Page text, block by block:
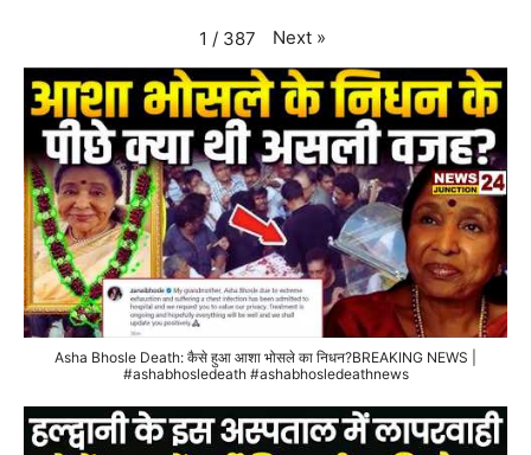
1 / 387 Next »
Asha Bhosle Death: कैसे हुआ आशा भोसले का निधन?BREAKING NEWS |
#ashabhosledeath #ashabhosledeathnews